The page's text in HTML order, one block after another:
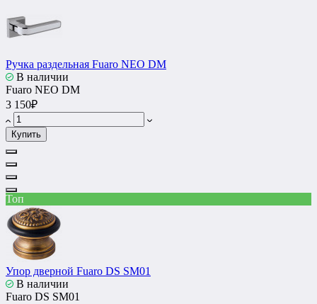
Ручка раздельная Fuaro NEO DM
В наличии
Fuaro NEO DM
3 150₽
Купить
Топ
Упор дверной Fuaro DS SM01
В наличии
Fuaro DS SM01